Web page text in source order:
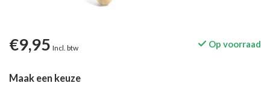
€9,95 Incl. btw Op voorraad
Maak een keuze